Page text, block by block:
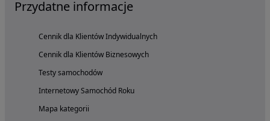
Przydatne informacje
Cennik dla Klientów Indywidualnych
Cennik dla Klientów Biznesowych
Testy samochodów
Internetowy Samochód Roku
Mapa kategorii